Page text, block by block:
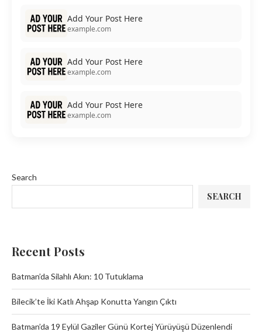
Add Your Post Here
example.com
Add Your Post Here
example.com
Add Your Post Here
example.com
Search
SEARCH
Recent Posts
Batman’da Silahlı Akın: 10 Tutuklama
Bilecik’te İki Katlı Ahşap Konutta Yangın Çıktı
Batman’da 19 Eylül Gaziler Günü Kortej Yürüyüşü Düzenlendi